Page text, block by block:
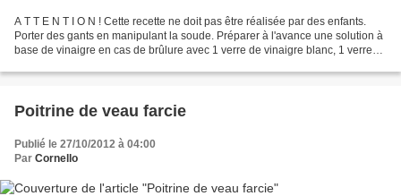
A T T E N T I O N ! Cette recette ne doit pas être réalisée par des enfants.
Porter des gants en manipulant la soude. Préparer à l'avance une solution à
base de vinaigre en cas de brûlure avec 1 verre de vinaigre blanc, 1 verre
Poitrine de veau farcie
Publié le 27/10/2012 à 04:00
Par Cornello